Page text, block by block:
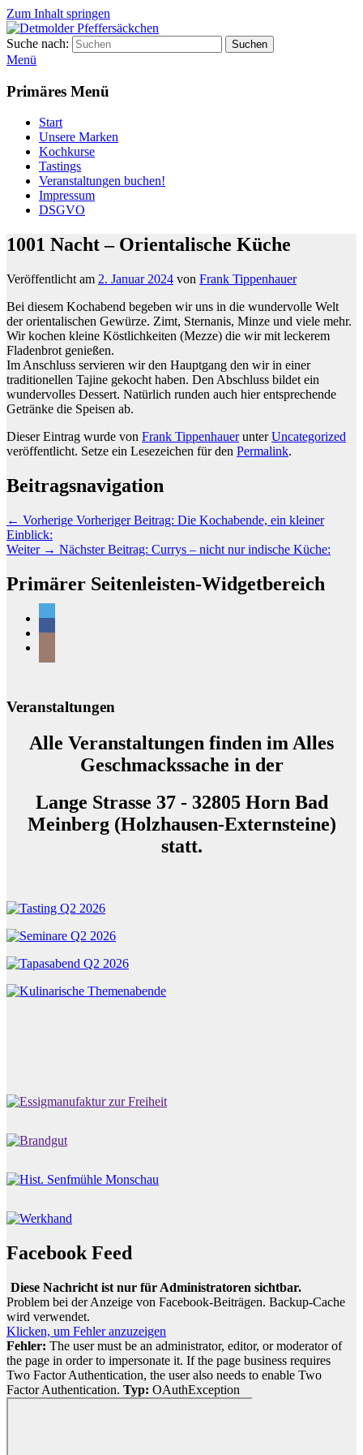
Zum Inhalt springen
Detmolder Pfeffersäckchen
Suche nach: Suchen
Menü
Primäres Menü
Start
Unsere Marken
Kochkurse
Tastings
Veranstaltungen buchen!
Impressum
DSGVO
1001 Nacht – Orientalische Küche
Veröffentlicht am 2. Januar 2024 von Frank Tippenhauer
Bei diesem Kochabend begeben wir uns in die wundervolle Welt
der orientalischen Gewürze. Zimt, Sternanis, Minze und viele mehr.
Wir kochen kleine Köstlichkeiten (Mezze) die wir mit leckerem
Fladenbrot genießen.
Im Anschluss servieren wir den Hauptgang den wir in einer
traditionellen Tajine gekocht haben. Den Abschluss bildet ein
wundervolles Dessert. Natürlich runden auch hier entsprechende
Getränke die Speisen ab.
Dieser Eintrag wurde von Frank TippenhauerunterUncategorized
veröffentlicht. Setze ein Lesezeichen für den Permalink.
Beitragsnavigation
← Vorherige Vorheriger Beitrag: Die Kochabende, ein kleiner
Einblick:
Weiter → Nächster Beitrag: Currys – nicht nur indische Küche:
Primärer Seitenleisten-Widgetbereich
Veranstaltungen
Alle Veranstaltungen finden im Alles
Geschmackssache in der
Lange Strasse 37 - 32805 Horn Bad
Meinberg (Holzhausen-Externsteine)
statt.
Facebook Feed
Diese Nachricht ist nur für Administratoren sichtbar.
Problem bei der Anzeige von Facebook-Beiträgen. Backup-Cache
wird verwendet.
Klicken, um Fehler anzuzeigen
Fehler: The user must be an administrator, editor, or moderator of
the page in order to impersonate it. If the page business requires
Two Factor Authentication, the user also needs to enable Two
Factor Authentication. Typ: OAuthException